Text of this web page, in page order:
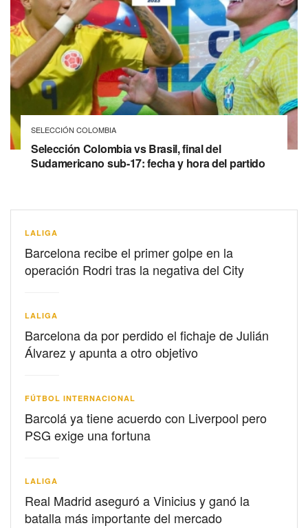
SELECCIÓN COLOMBIA
Selección Colombia vs Brasil, final del
Sudamericano sub-17: fecha y hora del partido
LALIGA
Barcelona recibe el primer golpe en la
operación Rodri tras la negativa del City
LALIGA
Barcelona da por perdido el fichaje de Julián
Álvarez y apunta a otro objetivo
FÚTBOL INTERNACIONAL
Barcolá ya tiene acuerdo con Liverpool pero
PSG exige una fortuna
LALIGA
Real Madrid aseguró a Vinicius y ganó la
batalla más importante del mercado